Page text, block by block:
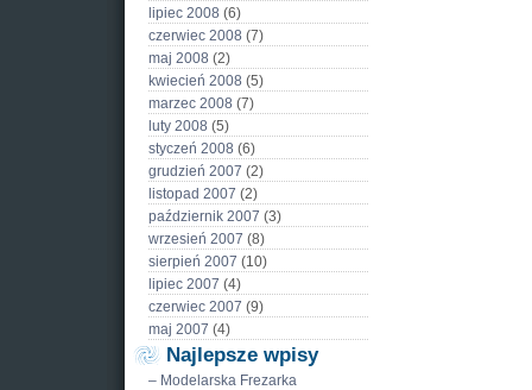
lipiec 2008 (6)
czerwiec 2008 (7)
maj 2008 (2)
kwiecień 2008 (5)
marzec 2008 (7)
luty 2008 (5)
styczeń 2008 (6)
grudzień 2007 (2)
listopad 2007 (2)
październik 2007 (3)
wrzesień 2007 (8)
sierpień 2007 (10)
lipiec 2007 (4)
czerwiec 2007 (9)
maj 2007 (4)
Najlepsze wpisy
– Modelarska Frezarka